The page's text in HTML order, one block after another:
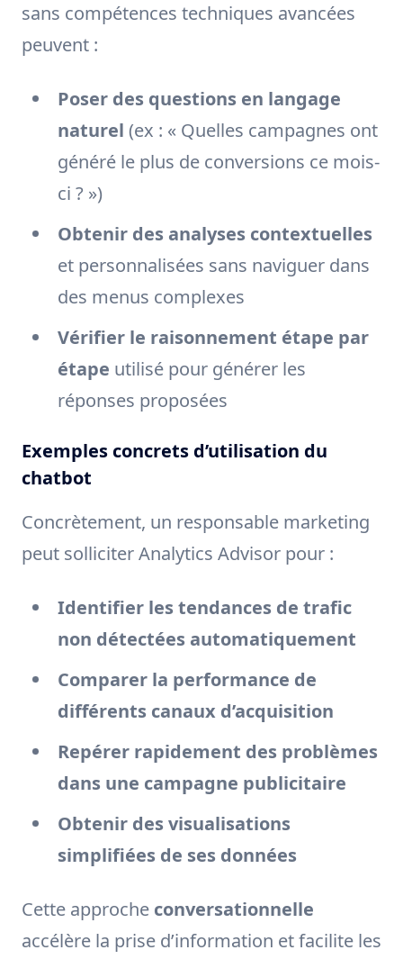
sans compétences techniques avancées
peuvent :
Poser des questions en langage
naturel (ex : « Quelles campagnes ont
généré le plus de conversions ce mois-
ci ? »)
Obtenir des analyses contextuelles
et personnalisées sans naviguer dans
des menus complexes
Vérifier le raisonnement étape par
étape utilisé pour générer les
réponses proposées
Exemples concrets d’utilisation du
chatbot
Concrètement, un responsable marketing
peut solliciter Analytics Advisor pour :
Identifier les tendances de trafic
non détectées automatiquement
Comparer la performance de
différents canaux d’acquisition
Repérer rapidement des problèmes
dans une campagne publicitaire
Obtenir des visualisations
simplifiées de ses données
Cette approche conversationnelle
accélère la prise d’information et facilite les